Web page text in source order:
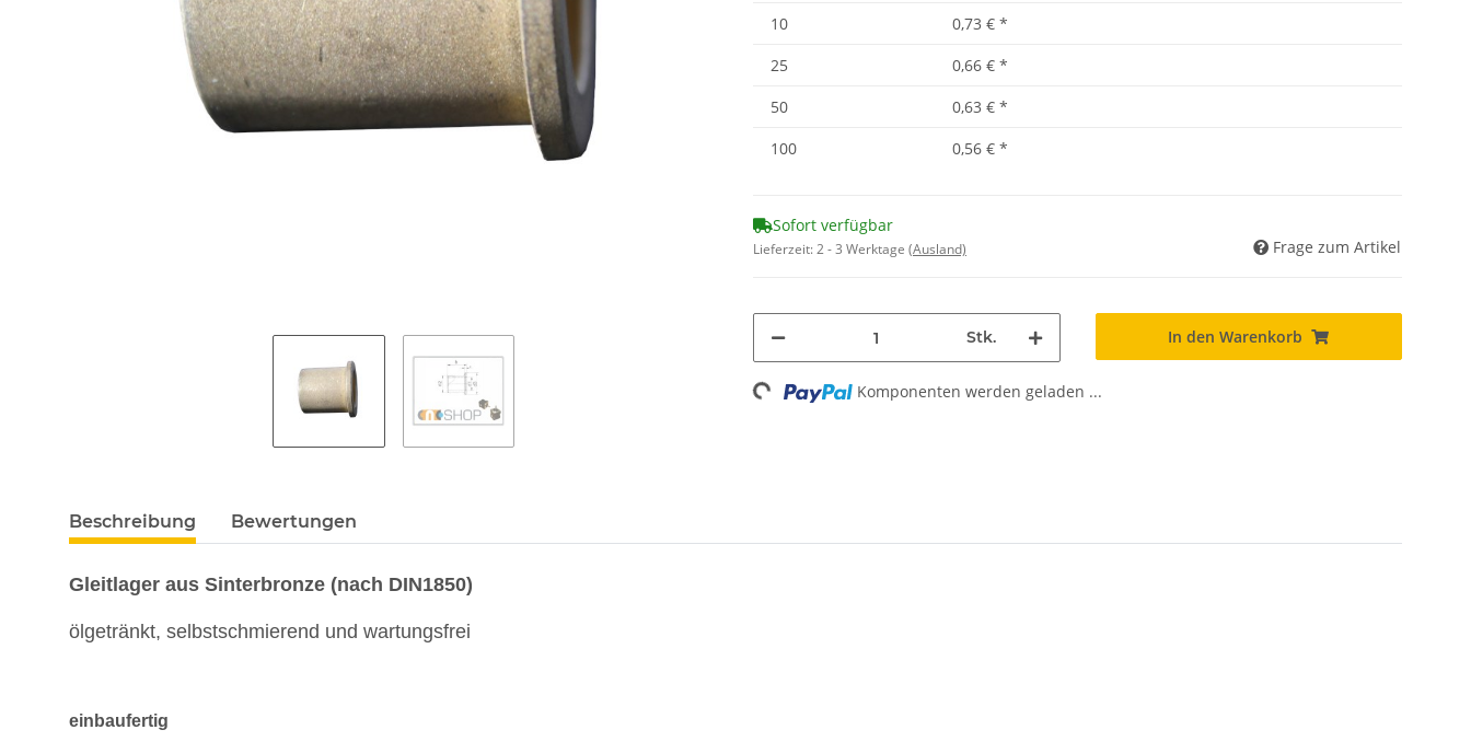
10
0,73 € *
25
0,66 € *
50
0,63 € *
100
0,56 € *
Sofort verfügbar
Lieferzeit:2 - 3 Werktage (Ausland) Frage zum Artikel
Stk. In den Warenkorb
Loading... Komponenten werden geladen ...
Beschreibung Bewertungen
Gleitlager aus Sinterbronze (nach DIN1850)
ölgetränkt, selbstschmierend und wartungsfrei
einbaufertig